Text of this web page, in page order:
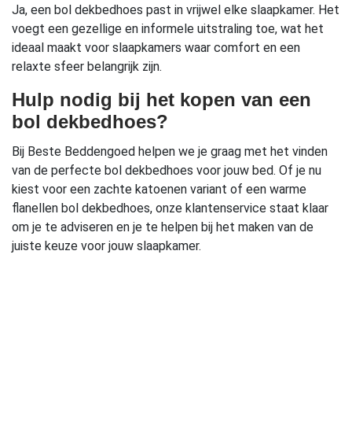
Ja, een bol dekbedhoes past in vrijwel elke slaapkamer. Het
voegt een gezellige en informele uitstraling toe, wat het
ideaal maakt voor slaapkamers waar comfort en een
relaxte sfeer belangrijk zijn.
Hulp nodig bij het kopen van een
bol dekbedhoes?
Bij Beste Beddengoed helpen we je graag met het vinden
van de perfecte bol dekbedhoes voor jouw bed. Of je nu
kiest voor een zachte katoenen variant of een warme
flanellen bol dekbedhoes, onze klantenservice staat klaar
om je te adviseren en je te helpen bij het maken van de
juiste keuze voor jouw slaapkamer.